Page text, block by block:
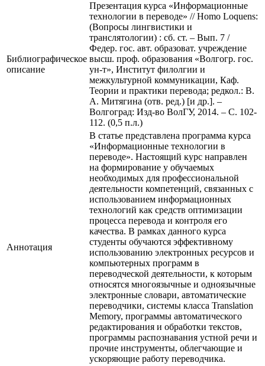
Библиографическое
описание
Презентация курса «Информационные
технологии в переводе» // Homo Loquens:
(Вопросы лингвистики и
транслятологии) : сб. ст. – Вып. 7 /
Федер. гос. авт. образоват. учреждение
высш. проф. образования «Волгогр. гос.
ун-т», Институт филолгии и
межкультурной коммуникации, Каф.
Теории и практики перевода; редкол.: В.
А. Митягина (отв. ред.) [и др.]. –
Волгоград: Изд-во ВолГУ, 2014. – С. 102-
112. (0,5 п.л.)
Аннотация
В статье представлена программа курса
«Информационные технологии в
переводе». Настоящий курс направлен
на формирование у обучаемых
необходимых для профессиональной
деятельности компетенций, связанных с
использованием информационных
технологий как средств оптимизации
процесса перевода и контроля его
качества. В рамках данного курса
студенты обучаются эффективному
использованию электронных ресурсов и
компьютерных программ в
переводческой деятельности, к которым
относятся многоязычные и одноязычные
электронные словари, автоматические
переводчики, системы класса Translation
Memory, программы автоматического
редактирования и обработки текстов,
программы распознавания устной речи и
прочие инструменты, облегчающие и
ускоряющие работу переводчика.